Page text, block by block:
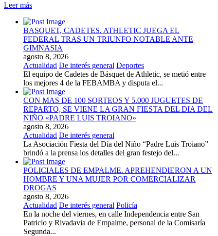
Leer más
BASQUET, CADETES. ATHLETIC JUEGA EL
FEDERAL TRAS UN TRIUNFO NOTABLE ANTE
GIMNASIA
agosto 8, 2026
Actualidad De interés general Deportes
El equipo de Cadetes de Básquet de Athletic, se metió entre
los mejores 4 de la FEBAMBA y disputa el...
CON MAS DE 100 SORTEOS Y 5.000 JUGUETES DE
REPARTO, SE VIENE LA GRAN FIESTA DEL DIA DEL
NIÑO «PADRE LUIS TROIANO»
agosto 8, 2026
Actualidad De interés general
La Asociación Fiesta del Día del Niño “Padre Luis Troiano”
brindó a la prensa los detalles del gran festejo del...
POLICIALES DE EMPALME. APREHENDIERON A UN
HOMBRE Y UNA MUJER POR COMERCIALIZAR
DROGAS
agosto 8, 2026
Actualidad De interés general Policía
En la noche del viernes, en calle Independencia entre San
Patricio y Rivadavia de Empalme, personal de la Comisaría
Segunda...